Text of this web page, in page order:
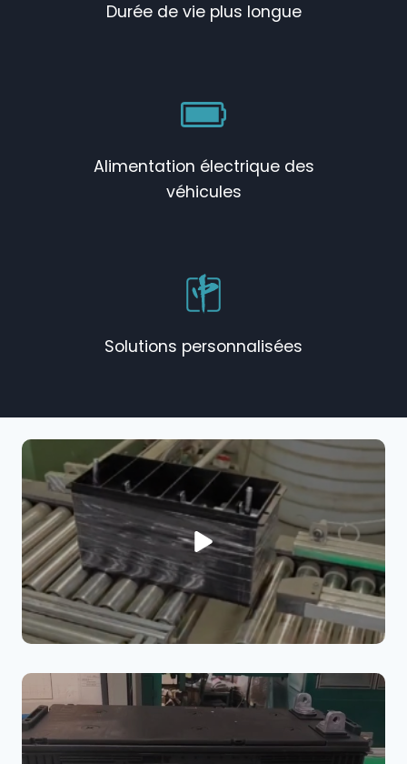
Durée de vie plus longue
Alimentation électrique des
véhicules
Solutions personnalisées